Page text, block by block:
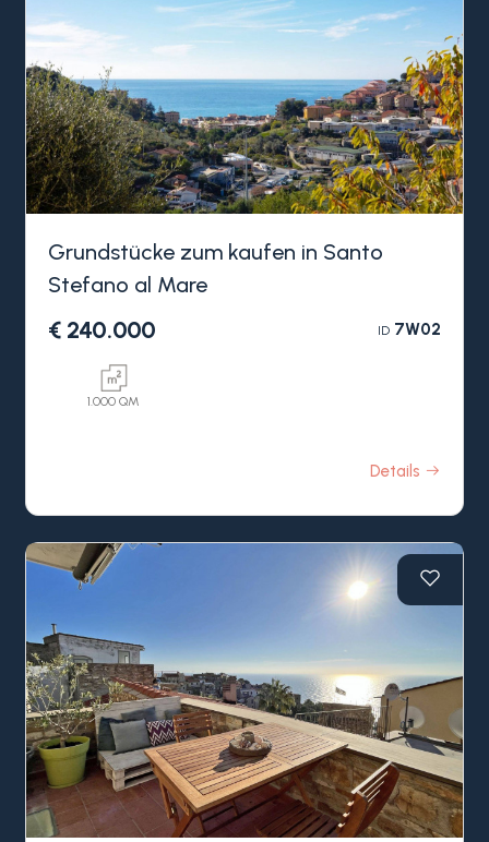
Dennoch befinden sich das Meer und alle
Annehmlichkeiten nur wenige Autominuten vom
Grundstück entfernt.
Das genehmigte Projekt sieht den Bau einer Villa
auf einer Ebene und einem Keller vor.
Grundstücke zum kaufen in Santo
Stefano al Mare
€ 240.000 ID7W02
1.000 QM
Details